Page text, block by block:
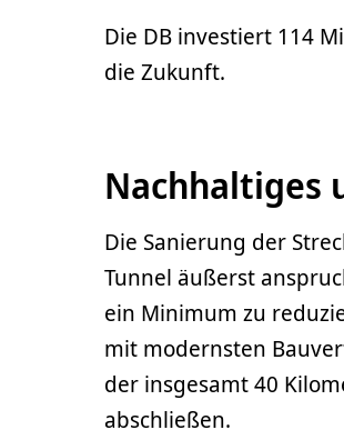
Die DB investiert 114
die Zukunft.
Nachhaltiges
Die Sanierung der
Tunnel äußerst
ein Minimum zu
mit modernsten
der insgesamt 40
abschließen.